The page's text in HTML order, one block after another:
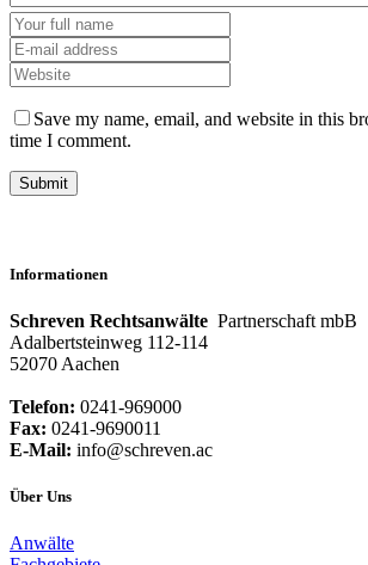
Save my name, email, and website in this
time I comment.
Informationen
Schreven Rechtsanwälte Partnerschaft mbB
Adalbertsteinweg 112-114
52070 Aachen
Telefon: 0241-969000
Fax: 0241-9690011
E-Mail: info@schreven.ac
Über Uns
Anwälte